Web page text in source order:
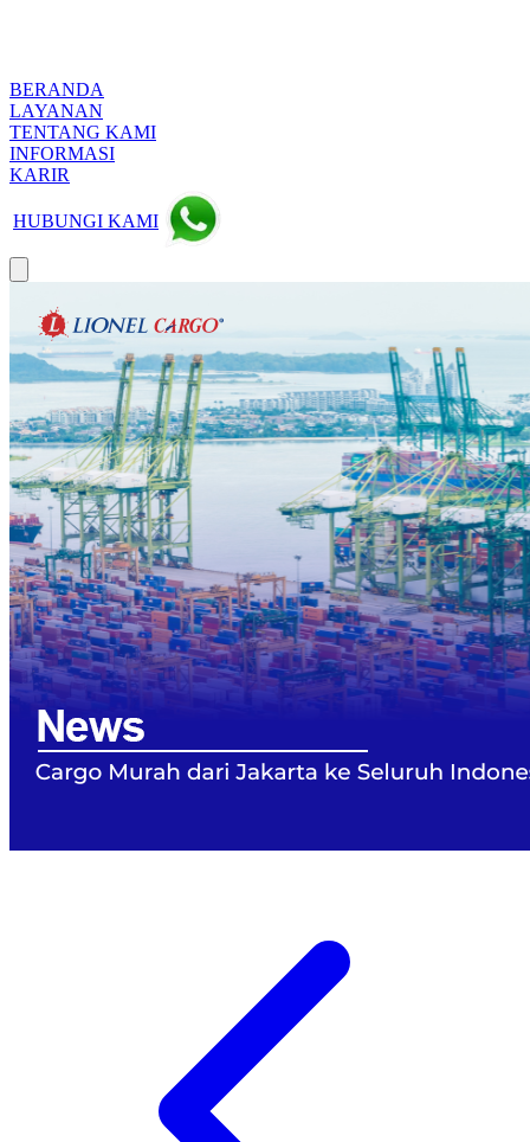
BERANDA
LAYANAN
TENTANG KAMI
INFORMASI
KARIR
HUBUNGI KAMI